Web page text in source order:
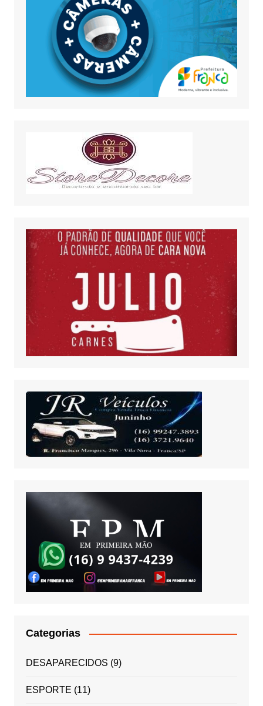
Categorias
DESAPARECIDOS (9)
ESPORTE (11)